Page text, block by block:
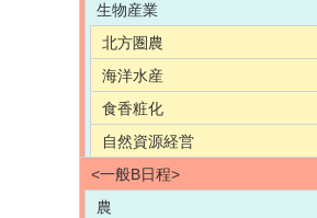
生物産業
北方圏農
海洋水産
食香粧化
自然資源経営
<一般B日程>
農